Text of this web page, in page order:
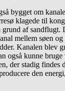
bygget om
klagede til
grund af sandflugt.
mellem søen
Kanalen blev
også kunne
der stadig findes
den